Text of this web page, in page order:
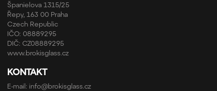
Španielova 1315/25
Řepy, 163 00 Praha
Czech Republic
IČO: 08889295
DIČ: CZ08889295
www.brokisglass.cz
KONTAKT
E-mail: info@brokisglass.cz